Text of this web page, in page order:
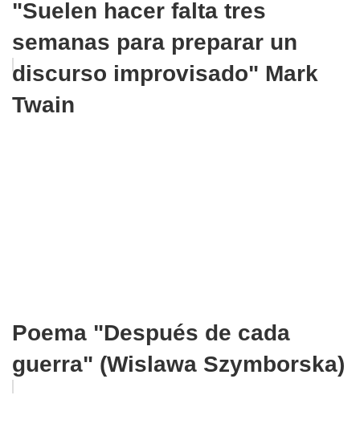
"Suelen hacer falta tres
semanas para preparar un
discurso improvisado" Mark
Twain
Poema "Después de cada
guerra" (Wislawa Szymborska)